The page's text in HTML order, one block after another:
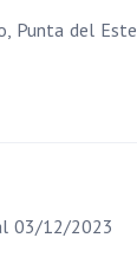
Punta del Este
03/12/2023